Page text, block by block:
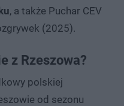
, a także Puchar CEV
(2025).
z Rzeszowa?
polskiej
od sezonu